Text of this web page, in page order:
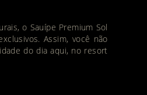
o Sauípe Premium Sol
Assim, você não
do dia aqui, no resort